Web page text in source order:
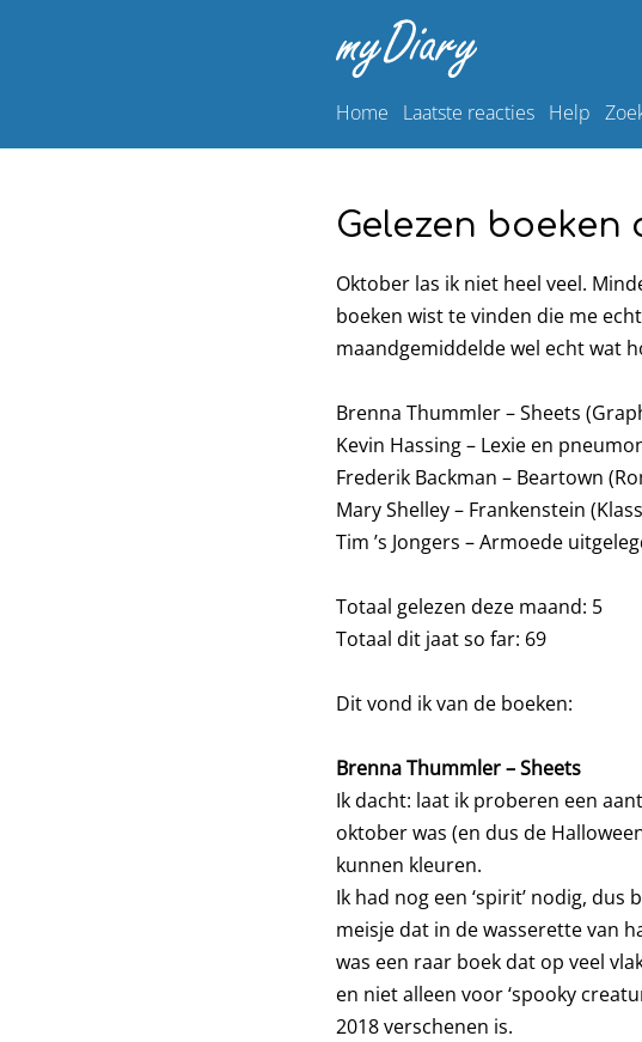
Home Laatste reacties Help
Gelezen boeken
Oktober las ik niet heel veel.
boeken wist te vinden die me
maandgemiddelde wel echt wat
Brenna Thummler – Sheets
Kevin Hassing – Lexie en
Frederik Backman – Beartown
Mary Shelley – Frankenstein
Tim ’s Jongers – Armoede
Totaal gelezen deze maand: 5
Totaal dit jaat so far: 69
Dit vond ik van de boeken:
Brenna Thummler – Sheets
Ik dacht: laat ik proberen een
oktober was (en dus de
kunnen kleuren.
Ik had nog een ‘spirit’ nodig,
meisje dat in de wasserette van
was een raar boek dat op veel
en niet alleen voor ‘spooky
2018 verschenen is.